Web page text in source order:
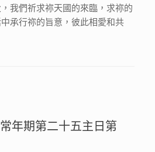
我們祈求祢天國的來臨，求祢的
承行祢的旨意，彼此相愛和共
年期第二十五主日第